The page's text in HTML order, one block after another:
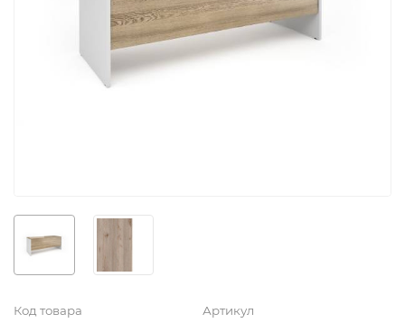
Код товара Артикул